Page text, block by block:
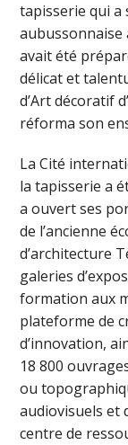
tapisserie qui a
aubussonnaise
avait été
délicat et
d’Art décoratif
réforma son
La Cité
la tapisserie a
a ouvert ses
de l’ancienne
d’architecture
galeries
formation aux
plateforme de
d’innovation,
18 800
ou
audiovisuels et
centre de